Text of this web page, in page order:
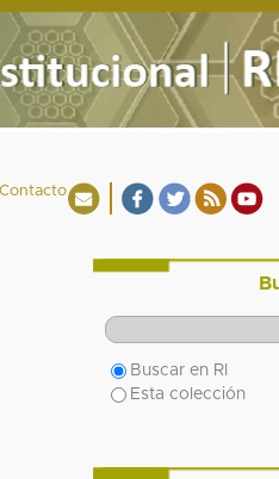
Contacto
Buscar en RI
Esta colección